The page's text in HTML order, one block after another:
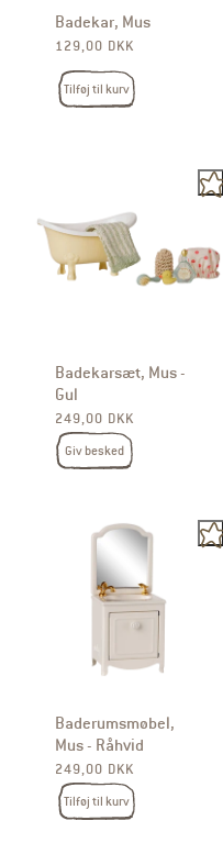
Badekar, Mus
Normalpris
129,00 DKK
Tilføj til kurv
Badekarsæt, Mus -
Gul
Normalpris
249,00 DKK
Giv besked
Baderumsmøbel,
Mus - Råhvid
Normalpris
249,00 DKK
Tilføj til kurv